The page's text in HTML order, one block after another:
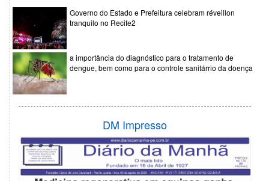
Governo do Estado e Prefeitura celebram réveillon
tranquilo no Recife2
a importância do diagnóstico para o tratamento de
dengue, bem como para o controle sanitárrio da doença
DM Impresso